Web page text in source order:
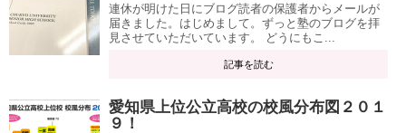
連休が明けた日にブログ読者の保護者からメールが
届きました。はじめまして。ずっと塾のブログを拝
見させていただいています。 どうにもこ...
記事を読む
愛知県上位公立高校の校風分布図２０１
９！